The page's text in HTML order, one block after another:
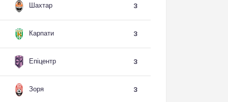
Шахтар 3
Карпати 3
Епіцентр 3
Зоря 3